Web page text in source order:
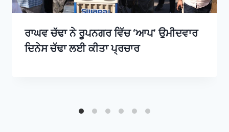
ਰਾਘਵ ਚੱਢਾ ਨੇ ਰੂਪਨਗਰ ਵਿੱਚ ‘ਆਪ’ ਉਮੀਦਵਾਰ
ਦਿਨੇਸ ਚੱਢਾ ਲਈ ਕੀਤਾ ਪ੍ਰਚਾਰ